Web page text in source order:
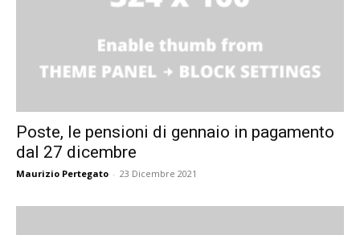
Poste, le pensioni di gennaio in pagamento
dal 27 dicembre
Maurizio Pertegato - 23 Dicembre 2021